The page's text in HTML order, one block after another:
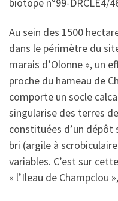
Au sein des 1500
dans le périmètre du
marais d’Olonne », un
proche du hameau de
comporte un socle
singularise des terres
constituées d’un dépôt
bri (argile à
variables. C’est sur
« l’Ileau de Champclou